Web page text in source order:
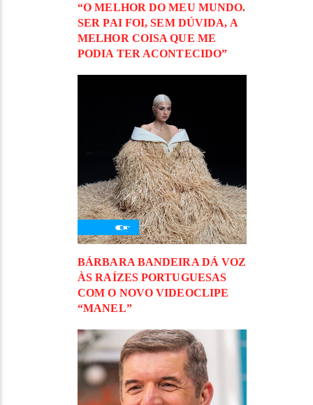
“O MELHOR DO MEU MUNDO.
SER PAI FOI, SEM DÚVIDA, A
MELHOR COISA QUE ME
PODIA TER ACONTECIDO”
BÁRBARA BANDEIRA DÁ VOZ
ÀS RAÍZES PORTUGUESAS
COM O NOVO VIDEOCLIPE
“MANEL”